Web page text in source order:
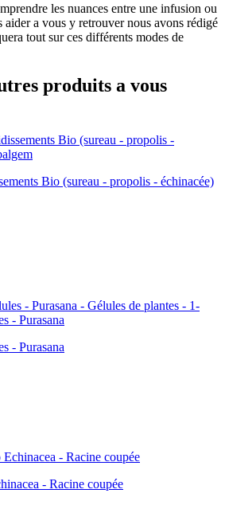
les nuances entre une infusion ou
a vous y retrouver nous avons rédigé
tout sur ces différents modes de
produits a vous
Bio (sureau - propolis - échinacée)
- Purasana
- Racine coupée